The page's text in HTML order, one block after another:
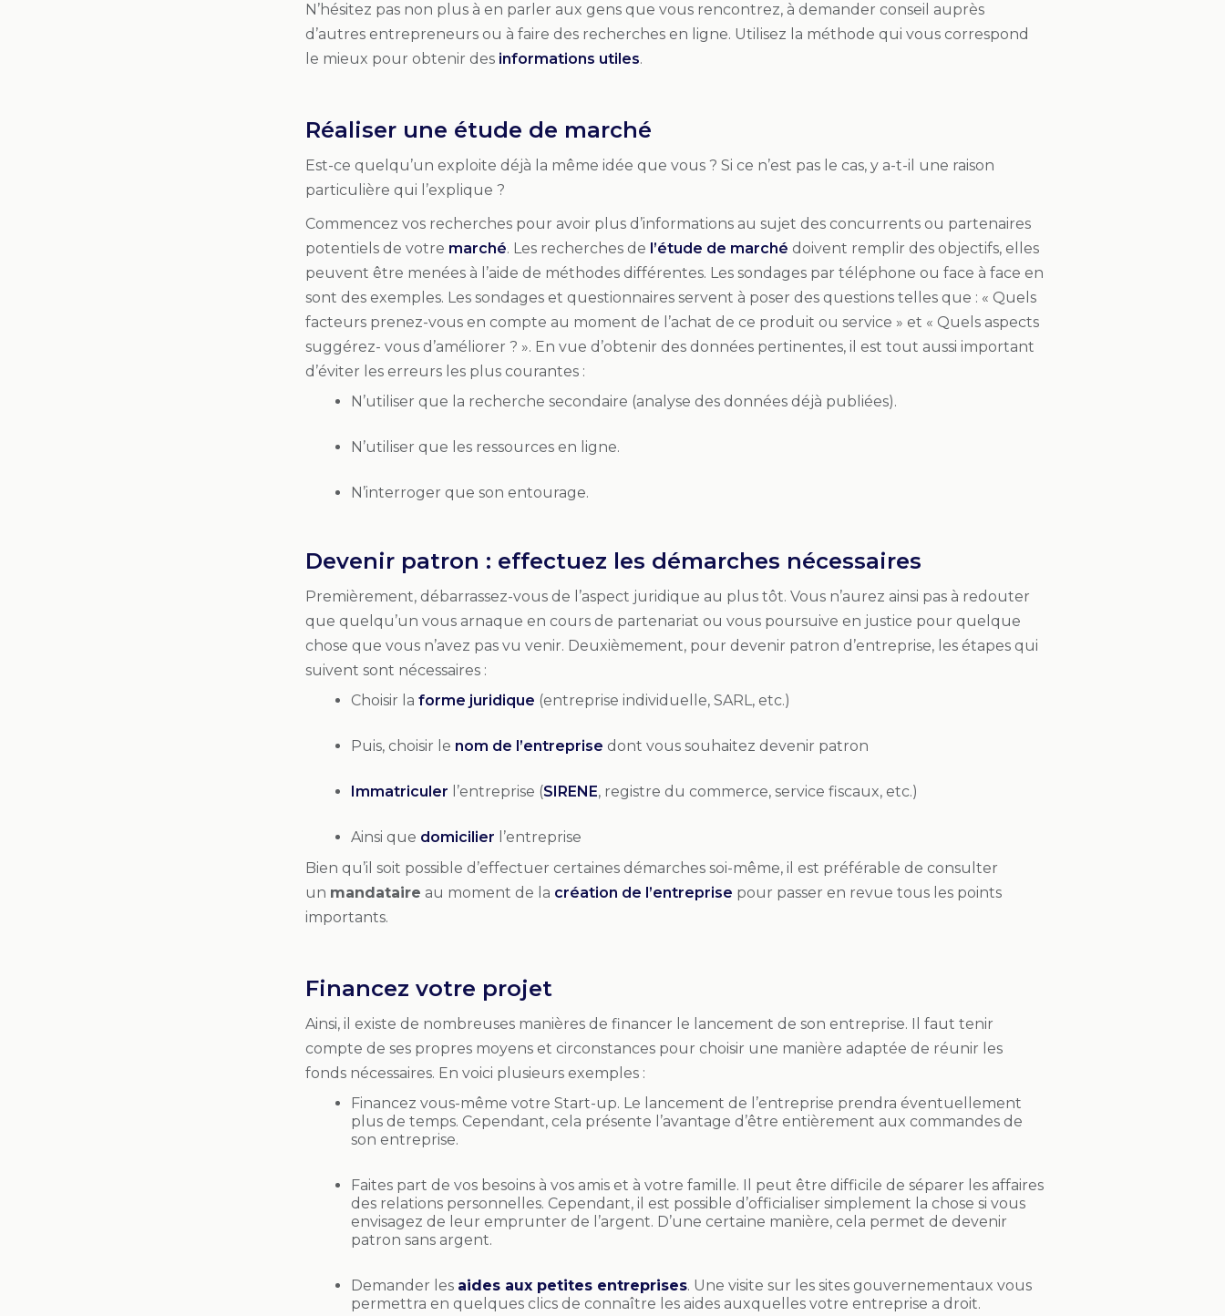
N’hésitez pas non plus à en parler aux gens que vous rencontrez, à demander conseil auprès
d’autres entrepreneurs ou à faire des recherches en ligne. Utilisez la méthode qui vous correspond
le mieux pour obtenir des informations utiles.
Réaliser une étude de marché
Est-ce quelqu’un exploite déjà la même idée que vous ? Si ce n’est pas le cas, y a-t-il une raison
particulière qui l’explique ?
Commencez vos recherches pour avoir plus d’informations au sujet des concurrents ou partenaires
potentiels de votre marché. Les recherches de l’étude de marché doivent remplir des objectifs, elles
peuvent être menées à l’aide de méthodes différentes. Les sondages par téléphone ou face à face en
sont des exemples. Les sondages et questionnaires servent à poser des questions telles que : « Quels
facteurs prenez-vous en compte au moment de l’achat de ce produit ou service » et « Quels aspects
suggérez- vous d’améliorer ? ». En vue d’obtenir des données pertinentes, il est tout aussi important
d’éviter les erreurs les plus courantes :
N’utiliser que la recherche secondaire (analyse des données déjà publiées).
N’utiliser que les ressources en ligne.
N’interroger que son entourage.
Devenir patron : effectuez les démarches nécessaires
Premièrement, débarrassez-vous de l’aspect juridique au plus tôt. Vous n’aurez ainsi pas à redouter
que quelqu’un vous arnaque en cours de partenariat ou vous poursuive en justice pour quelque
chose que vous n’avez pas vu venir. Deuxièmement, pour devenir patron d’entreprise, les étapes qui
suivent sont nécessaires :
Choisir la forme juridique (entreprise individuelle, SARL, etc.)
Puis, choisir le nom de l’entreprise dont vous souhaitez devenir patron
Immatriculer l’entreprise (SIRENE, registre du commerce, service fiscaux, etc.)
Ainsi que domicilier l’entreprise
Bien qu’il soit possible d’effectuer certaines démarches soi-même, il est préférable de consulter
un mandataire au moment de la création de l’entreprise pour passer en revue tous les points
importants.
Financez votre projet
Ainsi, il existe de nombreuses manières de financer le lancement de son entreprise. Il faut tenir
compte de ses propres moyens et circonstances pour choisir une manière adaptée de réunir les
fonds nécessaires. En voici plusieurs exemples :
Financez vous-même votre Start-up. Le lancement de l’entreprise prendra éventuellement
plus de temps. Cependant, cela présente l’avantage d’être entièrement aux commandes de
son entreprise.
Faites part de vos besoins à vos amis et à votre famille. Il peut être difficile de séparer les affaires
des relations personnelles. Cependant, il est possible d’officialiser simplement la chose si vous
envisagez de leur emprunter de l’argent. D’une certaine manière, cela permet de devenir
patron sans argent.
Demander les aides aux petites entreprises. Une visite sur les sites gouvernementaux vous
permettra en quelques clics de connaître les aides auxquelles votre entreprise a droit.